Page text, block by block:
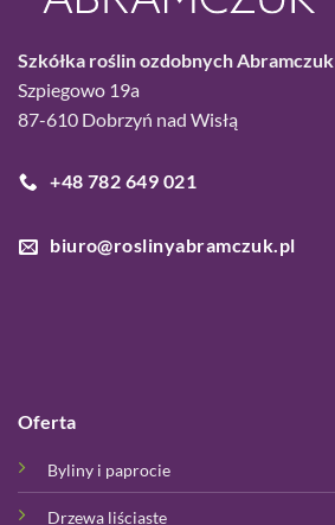
Szkółka roślin ozdobnych Abramczuk
Szpiegowo 19a
87-610 Dobrzyń nad Wisłą
+48 782 649 021
biuro@roslinyabramczuk.pl
Oferta
Byliny i paprocie
Drzewa liściaste